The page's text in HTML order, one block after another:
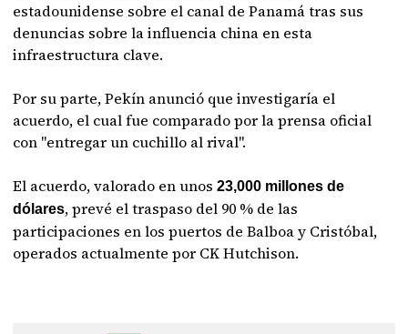
estadounidense sobre el canal de Panamá tras sus
denuncias sobre la influencia china en esta
infraestructura clave.
Por su parte, Pekín anunció que investigaría el
acuerdo, el cual fue comparado por la prensa oficial
con "entregar un cuchillo al rival".
El acuerdo, valorado en unos23,000 millones de
dólares, prevé el traspaso del 90 % de las
participaciones en los puertos de Balboa y Cristóbal,
operados actualmente por CK Hutchison.